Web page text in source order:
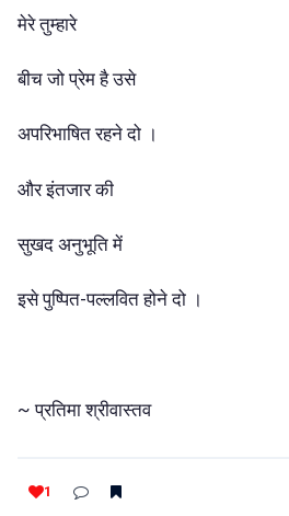
मेरे तुम्हारे
बीच जो प्रेम है उसे
अपरिभाषित रहने दो ।
और इंतजार की
सुखद अनुभूति में
इसे पुष्पित-पल्लवित होने दो ।
~ प्रतिमा श्रीवास्तव
1